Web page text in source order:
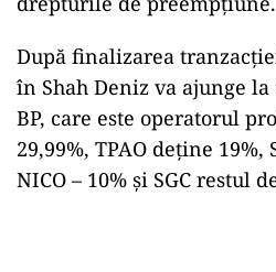
După finalizarea
în Shah Deniz va ajunge
BP, care este operatorul
29,99%, TPAO deţine 19%,
NICO – 10% şi SGC restul